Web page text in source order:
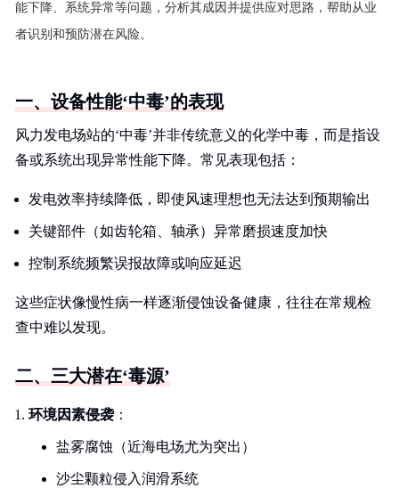
能下降、系统异常等问题，分析其成因并提供应对思路，帮助从业
者识别和预防潜在风险。
一、设备性能‘中毒’的表现
风力发电场站的‘中毒’并非传统意义的化学中毒，而是指设
备或系统出现异常性能下降。常见表现包括：
发电效率持续降低，即使风速理想也无法达到预期输出
关键部件（如齿轮箱、轴承）异常磨损速度加快
控制系统频繁误报故障或响应延迟
这些症状像慢性病一样逐渐侵蚀设备健康，往往在常规检
查中难以发现。
二、三大潜在‘毒源’
环境因素侵袭：
盐雾腐蚀（近海电场尤为突出）
沙尘颗粒侵入润滑系统